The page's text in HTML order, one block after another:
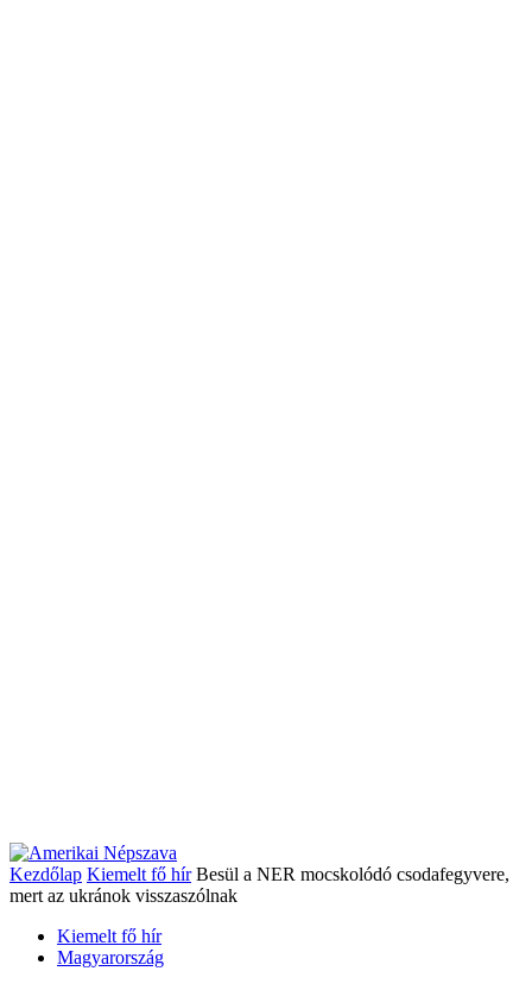
Kezdőlap Kiemelt fő hír Besül a NER mocskolódó csodafegyvere,
mert az ukránok visszaszólnak
Kiemelt fő hír
Magyarország